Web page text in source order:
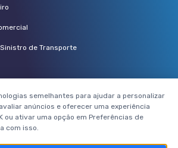
de Transporte
semelhantes para ajudar a personalizar
anúncios e oferecer uma experiência
ou ativar uma opção em Preferências de
com isso.